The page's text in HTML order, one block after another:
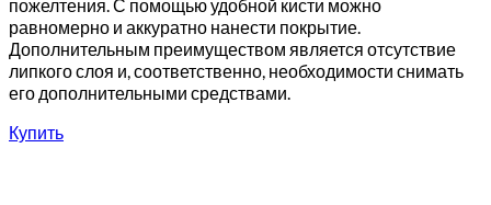
пожелтения. С помощью удобной кисти можно
равномерно и аккуратно нанести покрытие.
Дополнительным преимуществом является отсутствие
липкого слоя и, соответственно, необходимости снимать
его дополнительными средствами.
Купить